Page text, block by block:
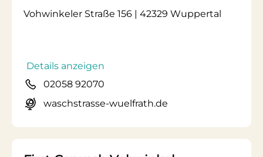
Vohwinkeler Straße 156 | 42329 Wuppertal
Details anzeigen
02058 92070
waschstrasse-wuelfrath.de